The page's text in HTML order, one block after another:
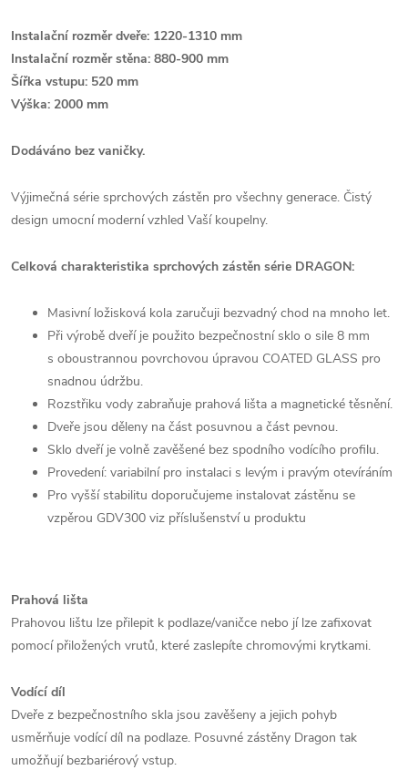
Instalační rozměr dveře: 1220-1310 mm
Instalační rozměr stěna: 880-900 mm
Šířka vstupu: 520 mm
Výška: 2000 mm
Dodáváno bez vaničky.
Výjimečná série sprchových zástěn pro všechny generace. Čistý
design umocní moderní vzhled Vaší koupelny.
Celková charakteristika sprchových zástěn série DRAGON:
Masivní ložisková kola zaručuji bezvadný chod na mnoho let.
Při výrobě dveří je použito bezpečnostní sklo o sile 8 mm
s oboustrannou povrchovou úpravou COATED GLASS pro
snadnou údržbu.
Rozstřiku vody zabraňuje prahová lišta a magnetické těsnění.
Dveře jsou děleny na část posuvnou a část pevnou.
Sklo dveří je volně zavěšené bez spodního vodícího profilu.
Provedení: variabilní pro instalaci s levým i pravým otevíráním
Pro vyšší stabilitu doporučujeme instalovat zástěnu se
vzpěrou GDV300 viz příslušenství u produktu
Prahová lišta
Prahovou lištu lze přilepit k podlaze/vaničce nebo jí lze zafixovat
pomocí přiložených vrutů, které zaslepíte chromovými krytkami.
Vodící díl
Dveře z bezpečnostního skla jsou zavěšeny a jejich pohyb
usměrňuje vodící díl na podlaze. Posuvné zástěny Dragon tak
umožňují bezbariérový vstup.